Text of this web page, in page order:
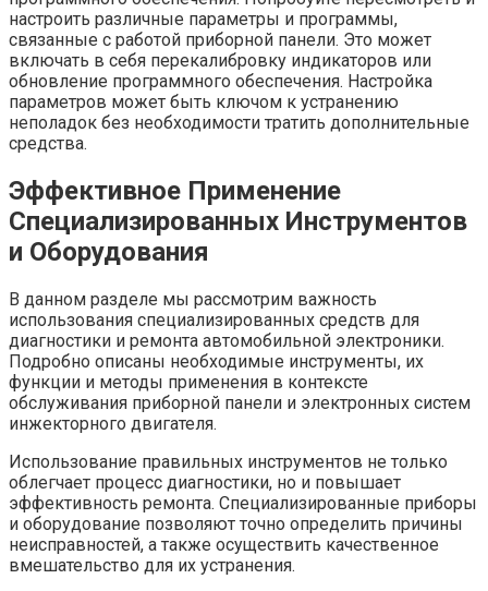
настроить различные параметры и программы,
связанные с работой приборной панели. Это может
включать в себя перекалибровку индикаторов или
обновление программного обеспечения. Настройка
параметров может быть ключом к устранению
неполадок без необходимости тратить дополнительные
средства.
Эффективное Применение
Специализированных Инструментов
и Оборудования
В данном разделе мы рассмотрим важность
использования специализированных средств для
диагностики и ремонта автомобильной электроники.
Подробно описаны необходимые инструменты, их
функции и методы применения в контексте
обслуживания приборной панели и электронных систем
инжекторного двигателя.
Использование правильных инструментов не только
облегчает процесс диагностики, но и повышает
эффективность ремонта. Специализированные приборы
и оборудование позволяют точно определить причины
неисправностей, а также осуществить качественное
вмешательство для их устранения.